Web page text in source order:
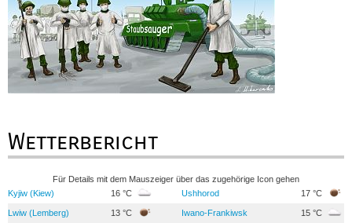
Wetterbericht
Für Details mit dem Mauszeiger über das zugehörige Icon gehen
Kyjiw (Kiew)
16 °C Ushhorod 17 °C
Lwiw (Lemberg) 13 °C Iwano-Frankiwsk 15 °C